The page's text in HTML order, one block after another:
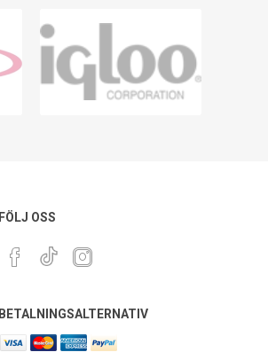
FÖLJ OSS
BETALNINGSALTERNATIV